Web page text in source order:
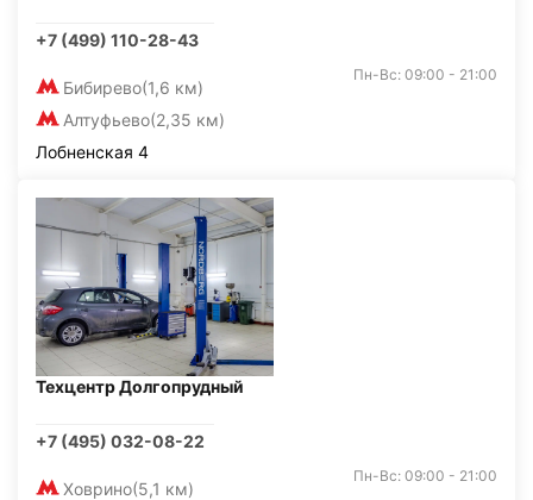
+7 (499) 110-28-43
Бибирево(1,6 км)
Алтуфьево(2,35 км)
Пн-Вс: 09:00 - 21:00
Лобненская 4
Техцентр Долгопрудный
+7 (495) 032-08-22
Ховрино(5,1 км)
Пн-Вс: 09:00 - 21:00